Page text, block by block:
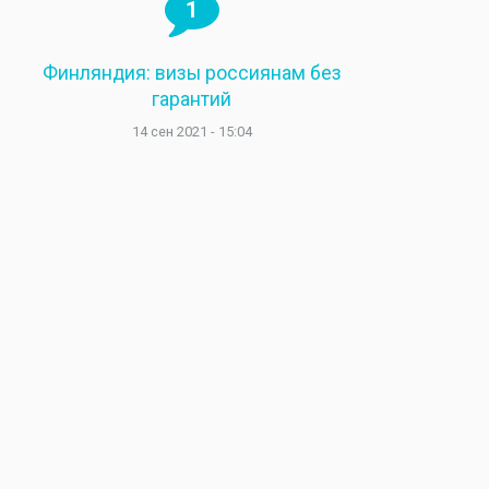
1
Финляндия: визы россиянам без
гарантий
14 сен 2021 - 15:04